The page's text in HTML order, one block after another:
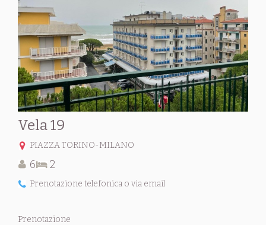
Vela 19
PIAZZA TORINO-MILANO
6 2
Prenotazione telefonica o via email
Prenotazione